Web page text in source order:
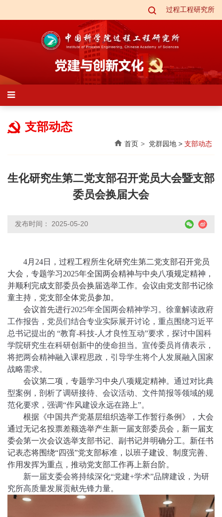
过程工程研究所
支部动态
首页 党群园地 > 支部动态
生化研究生第二党支部召开党员大会暨支部
委员会换届大会
发布时间： 2025-05-20
4月24日，过程工程所生化研究生第二党支部召开党员
大会，专题学习2025年全国两会精神与中央八项规定精神，
并顺利完成支部委员会换届选举工作。会议由党支部书记徐
童主持，党支部全体党员参加。
会议首先进行2025年全国两会精神学习。徐童解读政府
工作报告，党员们结合专业实际展开讨论，重点围绕习近平
总书记提出的 “教育-科技-人才良性互动”要求，探讨中国科
学院研究生在科研创新中的使命担当。宣传委员肖倩表示，
将把两会精神融入课程思政，引导学生将个人发展融入国家
战略需求。
会议第二项，专题学习中央八项规定精神。通过对比典
型案例，剖析了调研接待、会议活动、文件简报等领域的规
范化要求，强调“作风建设永远在路上”。
根据《中国共产党基层组织选举工作暂行条例》，大会
通过无记名投票差额选举产生新一届支部委员会，新一届支
委会第一次会议选举支部书记、副书记并明确分工。新任书
记表态将围绕“四强”党支部标准，以班子建设、制度完善、
作用发挥为重点，推动党支部工作再上新台阶。
新一届支委会将持续深化“党建+学术”品牌建设，为研
究所高质量发展贡献先锋力量。